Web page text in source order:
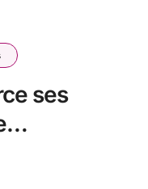
ses
en